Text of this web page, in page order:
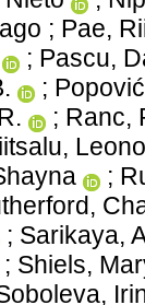
; Pae,
; Pascu,
;
; Ranc,
;
; Sarikaya,
; Shiels,